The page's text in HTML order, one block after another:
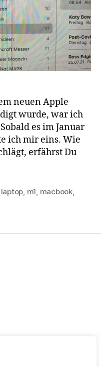
neuen Apple
wurde, war ich
es im Januar
ich mir eins. Wie
erfährst Du
laptop m1 macbook,